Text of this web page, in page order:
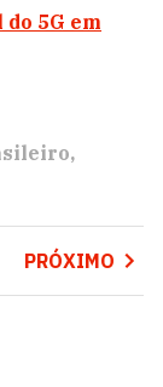
5G em
PRÓXIMO